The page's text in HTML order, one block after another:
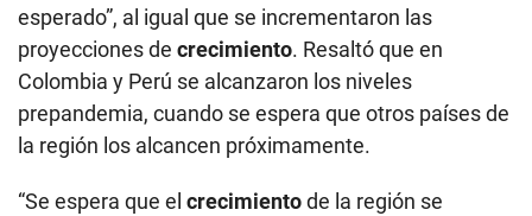
esperado”, al igual que se incrementaron las
proyecciones de crecimiento. Resaltó que en
Colombia y Perú se alcanzaron los niveles
prepandemia, cuando se espera que otros países de
la región los alcancen próximamente.
“Se espera que el crecimientode la región se